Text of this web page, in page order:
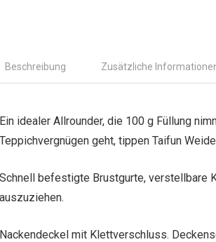
Beschreibung Zusätzliche
Ein idealer Allrounder, die 100 g Füllung
Teppichvergnügen geht, tippen Taifun
Schnell befestigte Brustgurte, verstellbare
auszuziehen.
Nackendeckel mit Klettverschluss.